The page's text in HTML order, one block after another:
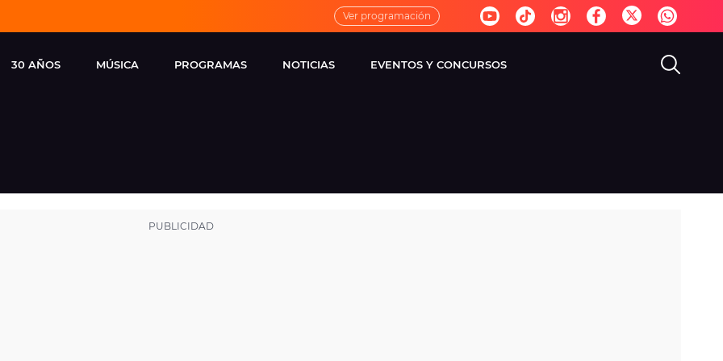
Ver programación
30 AÑOS MÚSICA
FM
PROGRAMAS
VIRALES
NOTICIAS EVENTOS Y CONCURSOS